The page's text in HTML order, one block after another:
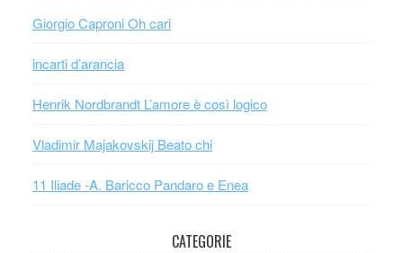
Giorgio Caproni Oh cari
incarti d’arancia
Henrik Nordbrandt L’amore è così logico
Vladimir Majakovskij Beato chi
11 Iliade -A. Baricco Pandaro e Enea
CATEGORIE